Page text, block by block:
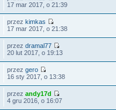
17 mar 2017, o 21:39
przez kimkas
17 mar 2017, o 21:38
przez dramal77
20 lut 2017, o 19:13
przez gero
16 sty 2017, o 13:38
przez andy17d
4 gru 2016, o 16:07